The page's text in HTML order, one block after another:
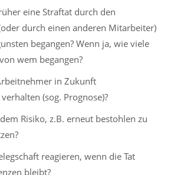
eine Straftat durch den
durch einen anderen Mitarbeiter)
begangen? Wenn ja, wie viele
wem begangen?
in Zukunft
(sog. Prognose)?
Risiko, z.B. erneut bestohlen zu
reagieren, wenn die Tat
bleibt?